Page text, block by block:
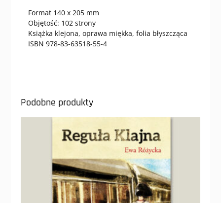
Format 140 x 205 mm
Objętość: 102 strony
Książka klejona, oprawa miękka, folia błyszcząca
ISBN 978-83-63518-55-4
Podobne produkty